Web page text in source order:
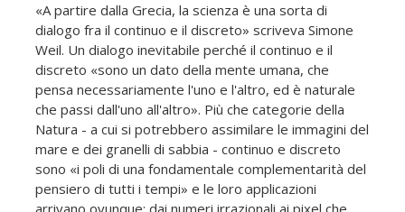
«A partire dalla Grecia, la scienza è una sorta di
dialogo fra il continuo e il discreto» scriveva Simone
Weil. Un dialogo inevitabile perché il continuo e il
discreto «sono un dato della mente umana, che
pensa necessariamente l'uno e l'altro, ed è naturale
che passi dall'uno all'altro». Più che categorie della
Natura - a cui si potrebbero assimilare le immagini del
mare e dei granelli di sabbia - continuo e discreto
sono «i poli di una fondamentale complementarità del
pensiero di tutti i tempi» e le loro applicazioni